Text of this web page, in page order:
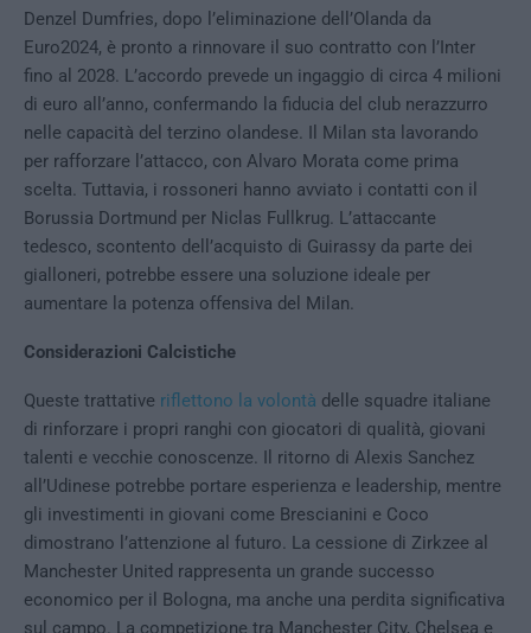
Denzel Dumfries, dopo l’eliminazione dell’Olanda da
Euro2024, è pronto a rinnovare il suo contratto con l’Inter
fino al 2028. L’accordo prevede un ingaggio di circa 4 milioni
di euro all’anno, confermando la fiducia del club nerazzurro
nelle capacità del terzino olandese. Il Milan sta lavorando
per rafforzare l’attacco, con Alvaro Morata come prima
scelta. Tuttavia, i rossoneri hanno avviato i contatti con il
Borussia Dortmund per Niclas Fullkrug. L’attaccante
tedesco, scontento dell’acquisto di Guirassy da parte dei
gialloneri, potrebbe essere una soluzione ideale per
aumentare la potenza offensiva del Milan.
Considerazioni Calcistiche
Queste trattative riflettono la volontà delle squadre italiane
di rinforzare i propri ranghi con giocatori di qualità, giovani
talenti e vecchie conoscenze. Il ritorno di Alexis Sanchez
all’Udinese potrebbe portare esperienza e leadership, mentre
gli investimenti in giovani come Brescianini e Coco
dimostrano l’attenzione al futuro. La cessione di Zirkzee al
Manchester United rappresenta un grande successo
economico per il Bologna, ma anche una perdita significativa
sul campo. La competizione tra Manchester City, Chelsea e